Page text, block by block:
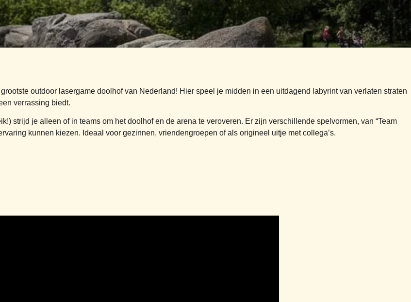
outdoor lasergame doolhof van Nederland! Hier speel je midden in een uitdagend labyrint van verlaten straten
verrassing biedt.
strijd je alleen of in teams om het doolhof en de arena te veroveren. Er zijn verschillende spelvormen, van “Team
kunnen kiezen. Ideaal voor gezinnen, vriendengroepen of als origineel uitje met collega’s.